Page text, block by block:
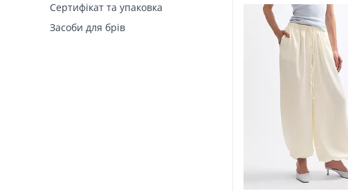
Сертифікат та упаковка
Засоби для брів